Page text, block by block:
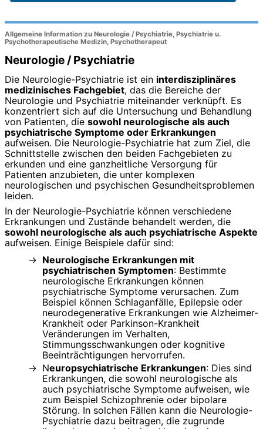
Allgemeine Information zu Neurologie / Psychiatrie, Psychiatrie u.
Psychotherapeutische Medizin, Psychotherapeut
Neurologie / Psychiatrie
Die Neurologie-Psychiatrie ist ein interdisziplinäres
medizinisches Fachgebiet, das die Bereiche der
Neurologie und Psychiatrie miteinander verknüpft. Es
konzentriert sich auf die Untersuchung und Behandlung
von Patienten, die sowohl neurologische als auch
psychiatrische Symptome oder Erkrankungen
aufweisen. Die Neurologie-Psychiatrie hat zum Ziel, die
Schnittstelle zwischen den beiden Fachgebieten zu
erkunden und eine ganzheitliche Versorgung für
Patienten anzubieten, die unter komplexen
neurologischen und psychischen Gesundheitsproblemen
leiden.
In der Neurologie-Psychiatrie können verschiedene
Erkrankungen und Zustände behandelt werden, die
sowohl neurologische als auch psychiatrische Aspekte
aufweisen. Einige Beispiele dafür sind:
Neurologische Erkrankungen mit
psychiatrischen Symptomen: Bestimmte
neurologische Erkrankungen können
psychiatrische Symptome verursachen. Zum
Beispiel können Schlaganfälle, Epilepsie oder
neurodegenerative Erkrankungen wie Alzheimer-
Krankheit oder Parkinson-Krankheit
Veränderungen im Verhalten,
Stimmungsschwankungen oder kognitive
Beeinträchtigungen hervorrufen.
Neuropsychiatrische Erkrankungen: Dies sind
Erkrankungen, die sowohl neurologische als
auch psychiatrische Symptome aufweisen, wie
zum Beispiel Schizophrenie oder bipolare
Störung. In solchen Fällen kann die Neurologie-
Psychiatrie dazu beitragen, die zugrunde